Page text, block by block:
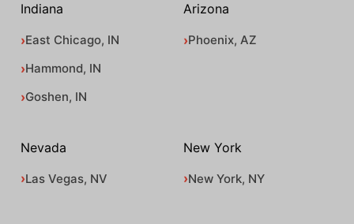
Indiana
East Chicago, IN
Hammond, IN
Goshen, IN
Arizona
Phoenix, AZ
Nevada
Las Vegas, NV
New York
New York, NY